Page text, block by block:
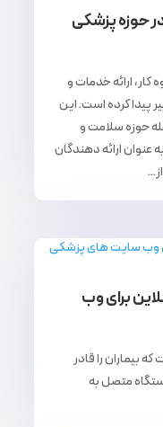
حوزه پزشکی
ارائه خدمات و
پیدا کرده است. این
حوزه سلامت و
عنوان ارائه دهندگان
برای وب
بیماران را قادر
متصل به